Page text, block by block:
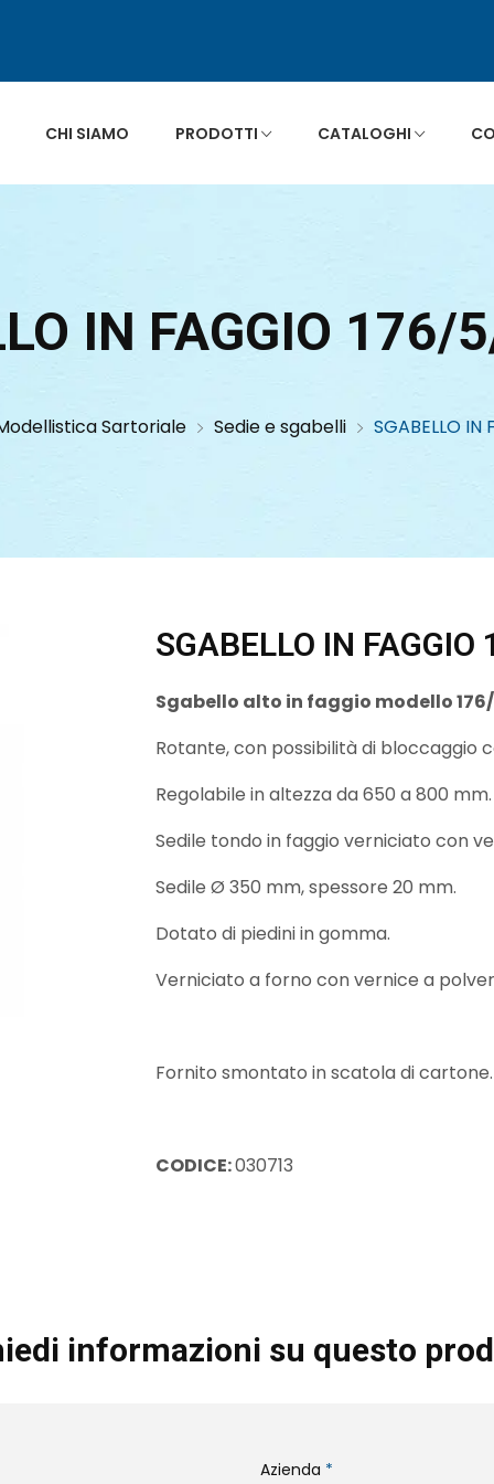
CHI SIAMO PRODOTTI CATALOGHI
IN FAGGIO 176/
Sartoriale Sedie e sgabelli SGABELLO
SGABELLO IN
Sgabello alto in faggio modello
Rotante, con possibilità di bloccaggio
Regolabile in altezza da 650 a 800 mm.
Sedile tondo in faggio verniciato con
Sedile Ø 350 mm, spessore 20 mm.
Dotato di piedini in gomma.
Verniciato a forno con vernice a
Fornito smontato in scatola di cartone.
CODICE:030713
informazioni su questo
Azienda *